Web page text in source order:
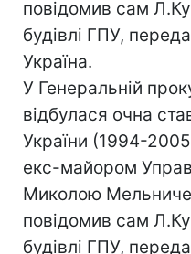
повідомив сам
будівлі ГПУ,
Україна.
У Генеральній
відбулася очна
України (1994-
екс-майором
Миколою
повідомив сам
будівлі ГПУ,